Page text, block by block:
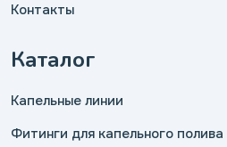
Контакты
Каталог
Капельные линии
Фитинги для капельного полива